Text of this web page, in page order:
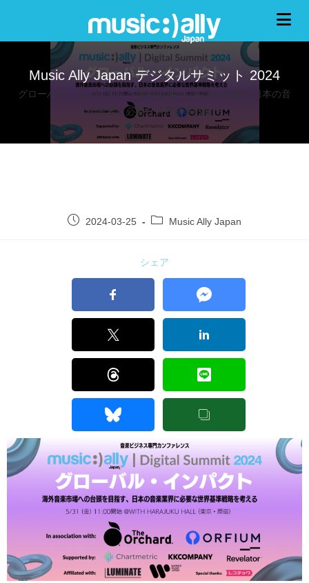
Music Ally Japan デジタルサミット 2024
グローバル・インパクト 〜海外市場への台頭を目指す日本の音
楽業界に必要な世界基準戦略〜
2024-03-25 Music Ally Japan
シェア